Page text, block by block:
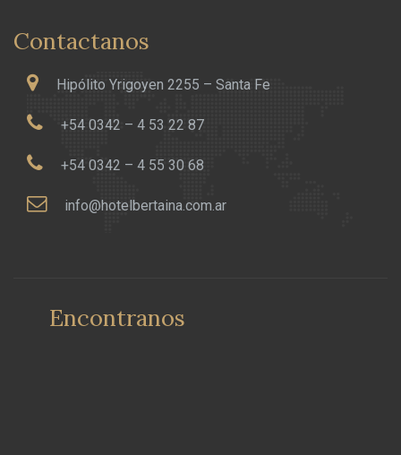
Contactanos
Hipólito Yrigoyen 2255 – Santa Fe
+54 0342 – 4 53 22 87
+54 0342 – 4 55 30 68
info@hotelbertaina.com.ar
Encontranos